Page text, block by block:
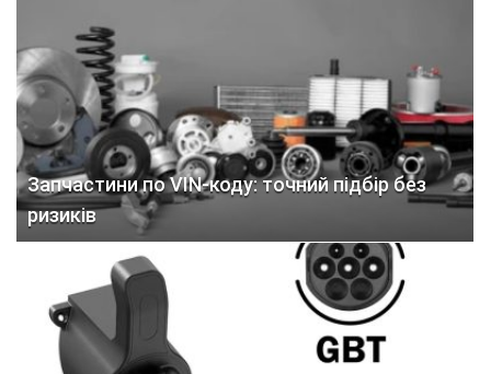
Запчастини по VIN-коду: точний підбір без
ризиків